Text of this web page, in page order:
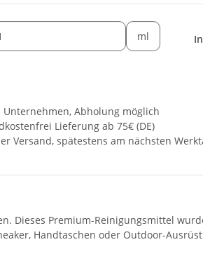
ml
Unternehmen, Abholung möglich
Lieferung ab 75€ (DE)
Versand, spätestens am nächsten
Dieses Premium-Reinigungsmittel
Handtaschen oder Outdoor-